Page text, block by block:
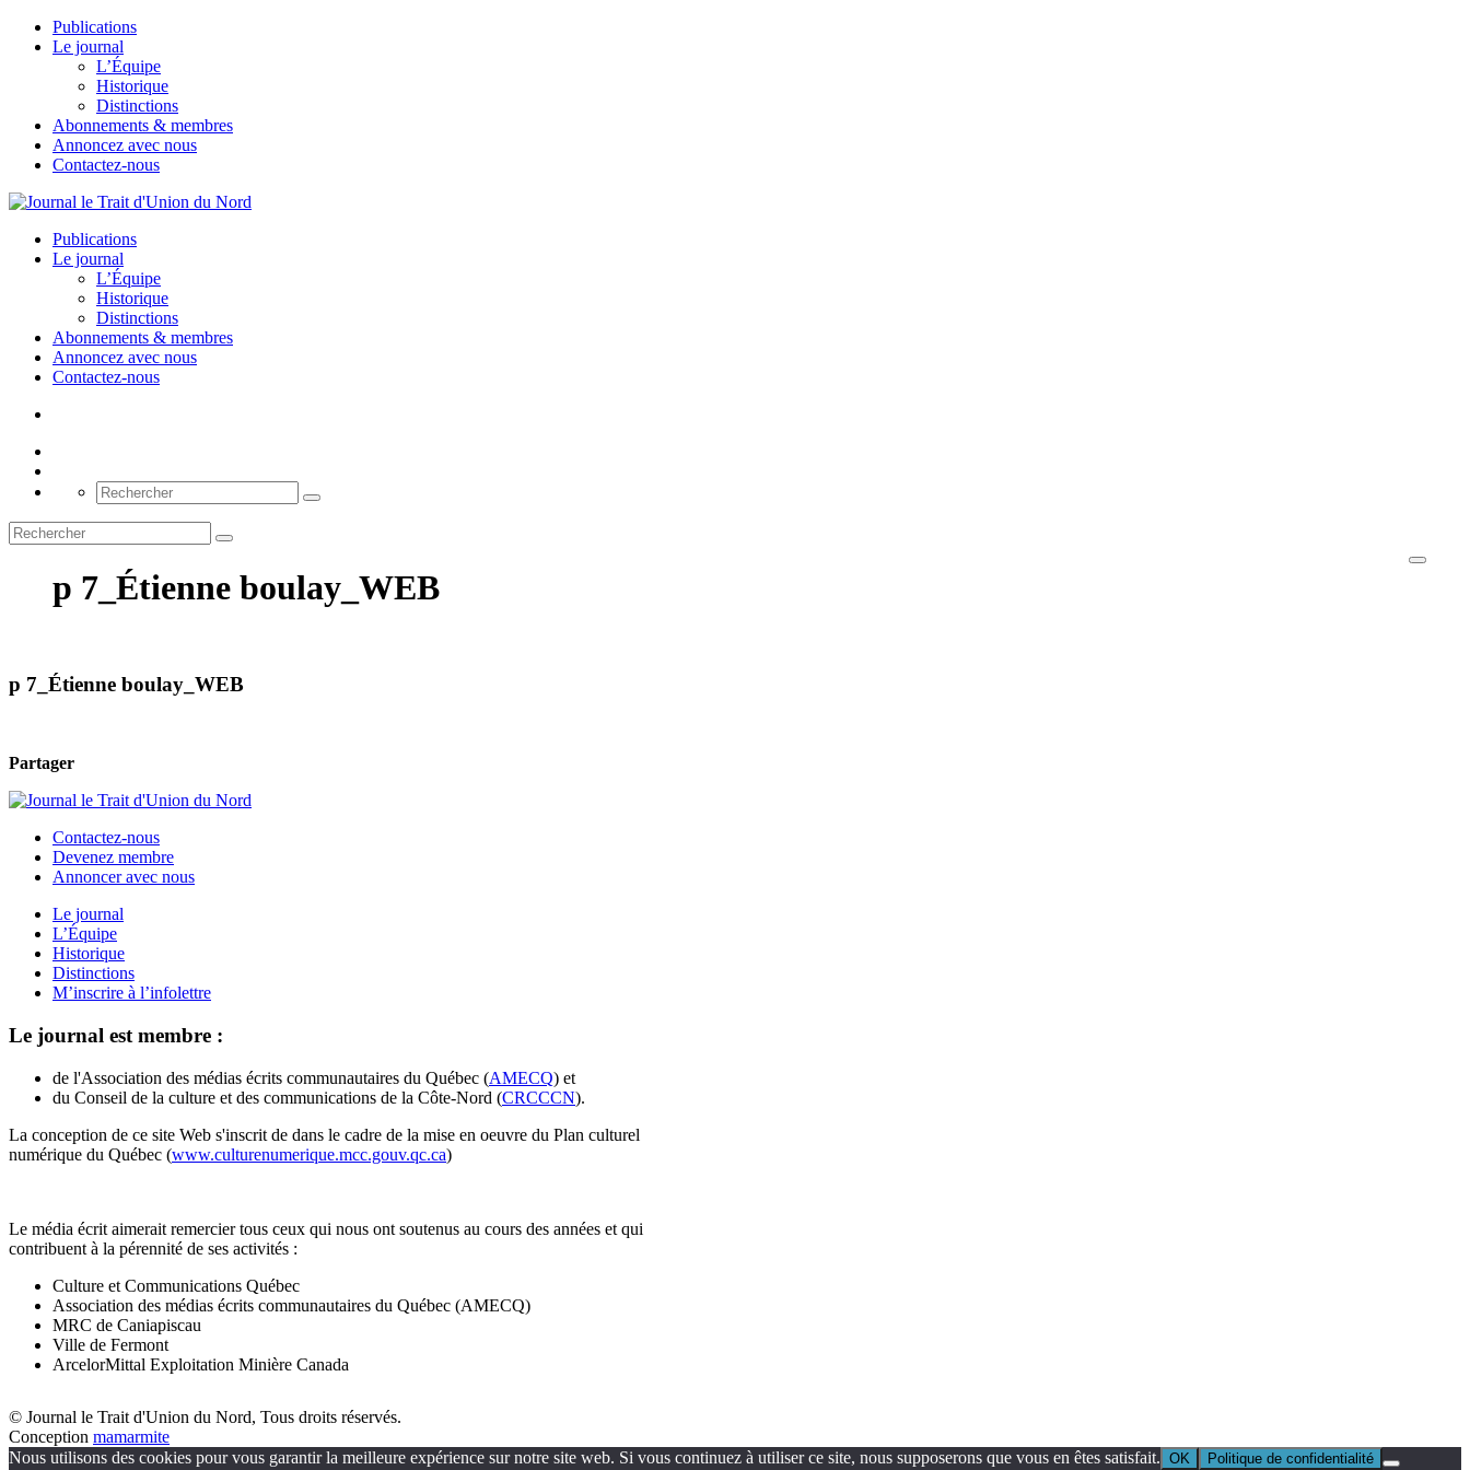
Publications
Le journal
L’Équipe
Historique
Distinctions
Abonnements & membres
Annoncez avec nous
Contactez-nous
Publications
Le journal
L’Équipe
Historique
Distinctions
Abonnements & membres
Annoncez avec nous
Contactez-nous
p 7_Étienne boulay_WEB
p 7_Étienne boulay_WEB
Partager
Contactez-nous
Devenez membre
Annoncer avec nous
Le journal
L’Équipe
Historique
Distinctions
M’inscrire à l’infolettre
Le journal est membre :
de l'Association des médias écrits communautaires du Québec (AMECQ) et
du Conseil de la culture et des communications de la Côte-Nord (CRCCCN).
La conception de ce site Web s'inscrit de dans le cadre de la mise en oeuvre du Plan culturel
numérique du Québec (www.culturenumerique.mcc.gouv.qc.ca)
Le média écrit aimerait remercier tous ceux qui nous ont soutenus au cours des années et qui
contribuent à la pérennité de ses activités :
Culture et Communications Québec
Association des médias écrits communautaires du Québec (AMECQ)
MRC de Caniapiscau
Ville de Fermont
ArcelorMittal Exploitation Minière Canada
© Journal le Trait d'Union du Nord, Tous droits réservés.
Conception mamarmite
Nous utilisons des cookies pour vous garantir la meilleure expérience sur notre site web. Si vous continuez à utiliser ce site, nous supposerons que vous en êtes satisfait. OK Politique de confidentialité